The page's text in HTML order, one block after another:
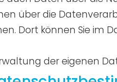
über die
Dort können Sie im
der eigenen